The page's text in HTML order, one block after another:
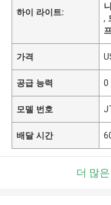
하이 라이트:
,
가격
공급 능력 0
모델 번호
배달 시간
더 많